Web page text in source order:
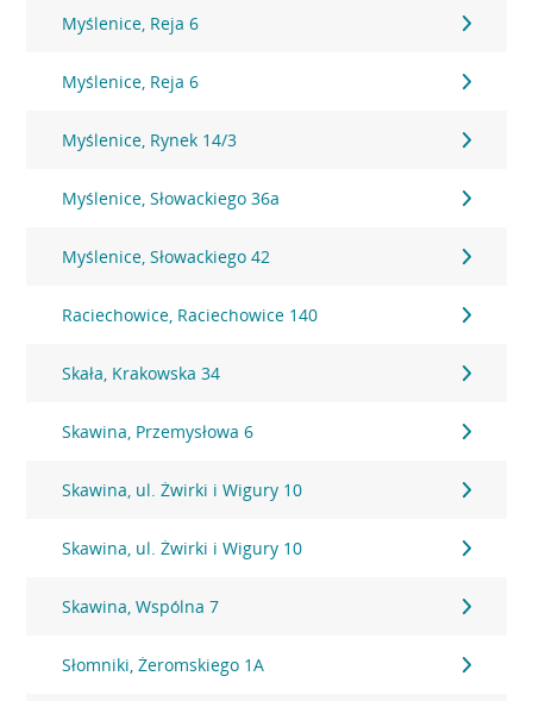
Myślenice, Reja 6
Myślenice, Reja 6
Myślenice, Rynek 14/3
Myślenice, Słowackiego 36a
Myślenice, Słowackiego 42
Raciechowice, Raciechowice 140
Skała, Krakowska 34
Skawina, Przemysłowa 6
Skawina, ul. Żwirki i Wigury 10
Skawina, ul. Żwirki i Wigury 10
Skawina, Wspólna 7
Słomniki, Żeromskiego 1A